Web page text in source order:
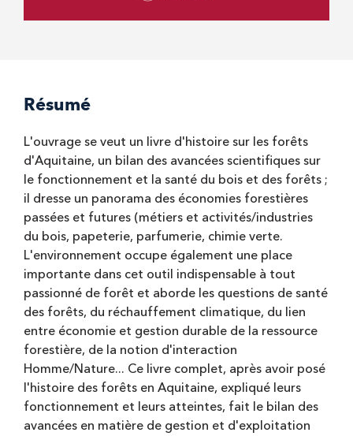
Résumé
L'ouvrage se veut un livre d'histoire sur les forêts
d'Aquitaine, un bilan des avancées scientifiques sur
le fonctionnement et la santé du bois et des forêts ;
il dresse un panorama des économies forestières
passées et futures (métiers et activités/industries
du bois, papeterie, parfumerie, chimie verte.
L'environnement occupe également une place
importante dans cet outil indispensable à tout
passionné de forêt et aborde les questions de santé
des forêts, du réchauffement climatique, du lien
entre économie et gestion durable de la ressource
forestière, de la notion d'interaction
Homme/Nature... Ce livre complet, après avoir posé
l'histoire des forêts en Aquitaine, expliqué leurs
fonctionnement et leurs atteintes, fait le bilan des
avancées en matière de gestion et d'exploitation